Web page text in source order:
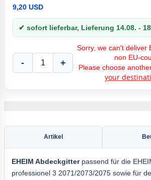
9,20 USD
✔ sofort lieferbar, Lieferung 14.08. -
- +
Sorry, we can't deliver
non EU-
Please choose
your
Artikel
EHEIM Abdeckgitterpassend für die
professionel 3 2071/2073/2075 sowie für